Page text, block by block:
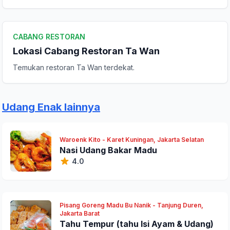
CABANG RESTORAN
Lokasi Cabang Restoran Ta Wan
Temukan restoran Ta Wan terdekat.
Udang Enak lainnya
Waroenk Kito - Karet Kuningan, Jakarta Selatan
Nasi Udang Bakar Madu
4.0
Pisang Goreng Madu Bu Nanik - Tanjung Duren,
Jakarta Barat
Tahu Tempur (tahu Isi Ayam & Udang)